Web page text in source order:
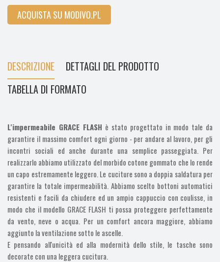
ACQUISTA SU MODIVO.PL
DESCRIZIONE
DETTAGLI DEL PRODOTTO
TABELLA DI FORMATO
L'impermeabile GRACE FLASH è stato progettato in modo tale da
garantire il massimo comfort ogni giorno - per andare al lavoro, per gli
incontri sociali ed anche durante una semplice passeggiata. Per
realizzarlo abbiamo utilizzato del morbido cotone gommato che lo rende
un capo estremamente leggero. Le cuciture sono a doppia saldatura per
garantire la totale impermeabilità. Abbiamo scelto bottoni automatici
resistenti e facili da chiudere ed un ampio cappuccio con coulisse, in
modo che il modello GRACE FLASH ti possa proteggere perfettamente
da vento, neve o acqua. Per un comfort ancora maggiore, abbiamo
aggiunto la ventilazione sotto le ascelle.
E pensando all'unicità ed alla modernità dello stile, le tasche sono
decorate con una leggera cucitura.